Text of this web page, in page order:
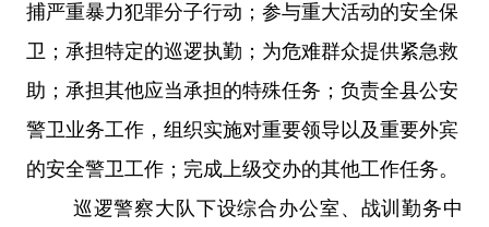
捕严重暴力犯罪分子行动； 参与重大活动的安全保
卫；承担特定的巡逻执勤；为危难群众提供紧急救
助；承担其他应当承担的特殊任务；负责全县公安
警卫业务工作，组织实施对重要领导以及重要外宾
的安全警卫工作； 完成上级交办的其他工作任务。
巡逻警察大队 下设综合办公室、战训勤务中